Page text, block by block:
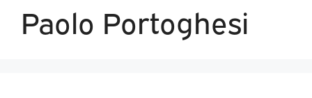
Paolo Portoghesi